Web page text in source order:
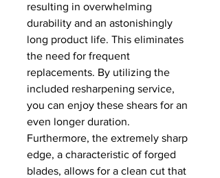
resulting in overwhelming
durability and an astonishingly
long product life. This eliminates
the need for frequent
replacements. By utilizing the
included resharpening service,
you can enjoy these shears for an
even longer duration.
Furthermore, the extremely sharp
edge, a characteristic of forged
blades, allows for a clean cut that